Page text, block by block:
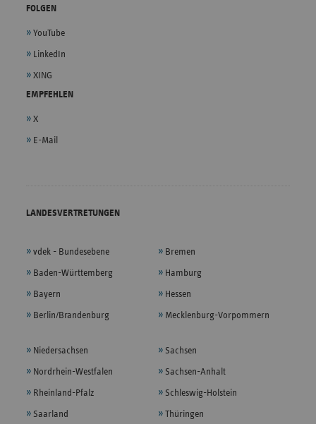
FOLGEN
YouTube
LinkedIn
XING
EMPFEHLEN
X
E-Mail
LANDESVERTRETUNGEN
vdek - Bundesebene
Baden-Württemberg
Bayern
Berlin/Brandenburg
Bremen
Hamburg
Hessen
Mecklenburg-Vorpommern
Niedersachsen
Nordrhein-Westfalen
Rheinland-Pfalz
Saarland
Sachsen
Sachsen-Anhalt
Schleswig-Holstein
Thüringen